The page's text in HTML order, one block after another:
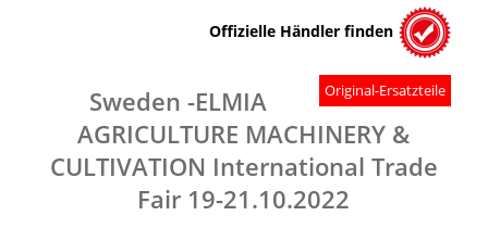
Offizielle Händler finden
Original-Ersatzteile
Sweden -ELMIA
AGRICULTURE MACHINERY &
CULTIVATION International Trade
Fair 19-21.10.2022